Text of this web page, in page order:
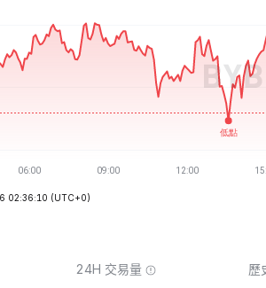
02:36:10 (UTC+0)
24H 交易量 歷